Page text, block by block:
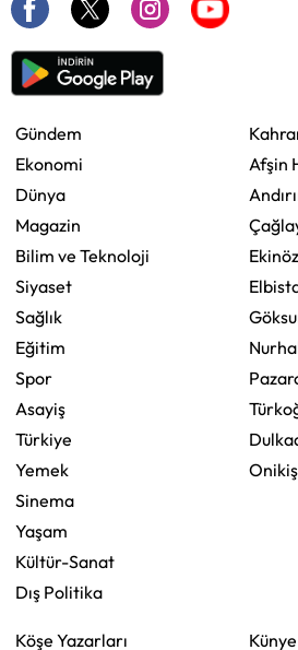
Gündem
Ekonomi
Dünya
Magazin
Bilim ve Teknoloji
Siyaset
Sağlık
Eğitim
Spor
Asayiş
Türkiye
Yemek
Sinema
Yaşam
Kültür-Sanat
Dış Politika
Afşin
Köşe Yazarları Künye